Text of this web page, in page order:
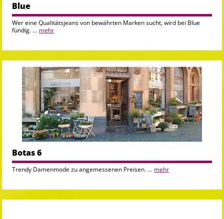
Blue
Wer eine Qualitätsjeans von bewährten Marken sucht, wird bei Blue
fündig. ... mehr
Botas 6
Trendy Damenmode zu angemessenen Preisen. ... mehr